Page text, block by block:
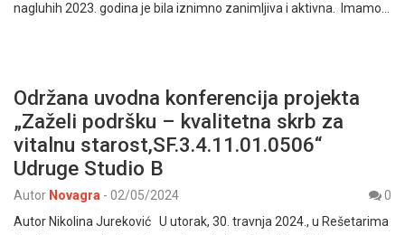
nagluhih 2023. godina je bila iznimno zanimljiva i aktivna. Imamo…
Održana uvodna konferencija projekta
„Zaželi podršku – kvalitetna skrb za
vitalnu starost,SF.3.4.11.01.0506“
Udruge Studio B
Autor Novagra - 02/05/2024
0
Autor Nikolina Jureković U utorak, 30. travnja 2024., u Rešetarima